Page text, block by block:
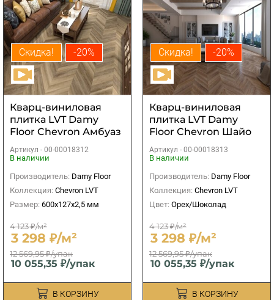
Скидка! -20%
Кварц-виниловая
плитка LVT Damy
Floor Chevron Амбуаз
Артикул - 00-00018312
В наличии
Производитель: Damy Floor
Коллекция: Chevron LVT
Размер: 600х127х2,5 мм
4 123 ₽/м²
3 298 ₽/м²
12 569,95 ₽/упак
10 055,35 ₽/упак
В КОРЗИНУ
Скидка! -20%
Кварц-виниловая
плитка LVT Damy
Floor Chevron Шайо
Артикул - 00-00018313
В наличии
Производитель: Damy Floor
Коллекция: Chevron LVT
Цвет: Орех/Шоколад
4 123 ₽/м²
3 298 ₽/м²
12 569,95 ₽/упак
10 055,35 ₽/упак
В КОРЗИНУ